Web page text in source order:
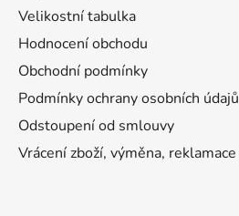
Velikostní tabulka
Hodnocení obchodu
Obchodní podmínky
Podmínky ochrany osobních údajů
Odstoupení od smlouvy
Vrácení zboží, výměna, reklamace